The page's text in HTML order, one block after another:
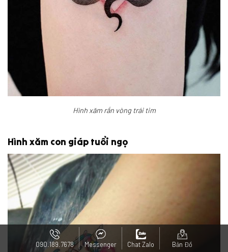
090.189.7678 Messenger Chat Zalo Bản Đồ
Hình xăm rắn vòng trái tim
Hình xăm con giáp tuổi ngọ